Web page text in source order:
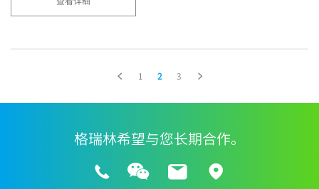
1 2 3
格瑞林希望与您长期合作。